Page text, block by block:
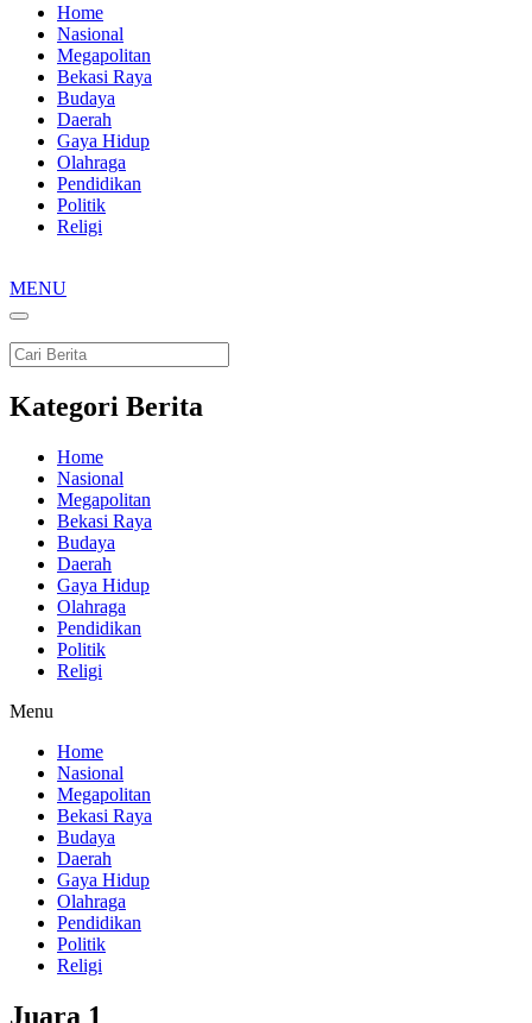
Home
Nasional
Megapolitan
Bekasi Raya
Budaya
Daerah
Gaya Hidup
Olahraga
Pendidikan
Politik
Religi
MENU
Kategori Berita
Home
Nasional
Megapolitan
Bekasi Raya
Budaya
Daerah
Gaya Hidup
Olahraga
Pendidikan
Politik
Religi
Menu
Home
Nasional
Megapolitan
Bekasi Raya
Budaya
Daerah
Gaya Hidup
Olahraga
Pendidikan
Politik
Religi
Juara 1